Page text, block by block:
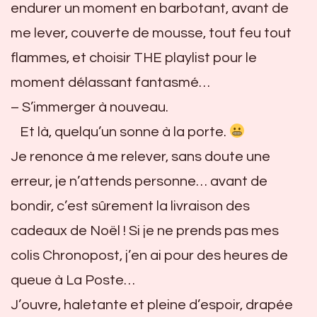
endurer un moment en barbotant, avant de
me lever, couverte de mousse, tout feu tout
flammes, et choisir THE playlist pour le
moment délassant fantasmé…
– S’immerger à nouveau.
Et là, quelqu’un sonne à la porte.
Je renonce à me relever, sans doute une
erreur, je n’attends personne… avant de
bondir, c’est sûrement la livraison des
cadeaux de Noël ! Si je ne prends pas mes
colis Chronopost, j’en ai pour des heures de
queue à La Poste…
J’ouvre, haletante et pleine d’espoir, drapée